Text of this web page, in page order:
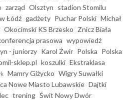
zarząd Olsztyn stadion Stomilu
Łódź gadżety Puchar Polski Michał
Okocimski KS Brzesko Znicz Biała
prasowa wypowiedź
- juniorzy Karol Żwir Polska Polska
sklep.pl koszulki Ekstraklasa
Mamry Giżycko Wigry Suwałki
Nowe Miasto Lubawskie Dajtki
trening Świt Nowy Dwór